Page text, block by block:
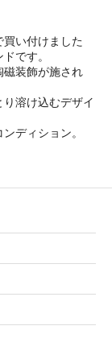
い付けました
です。
磁装飾が施され
溶け込むデザイ
ディション。